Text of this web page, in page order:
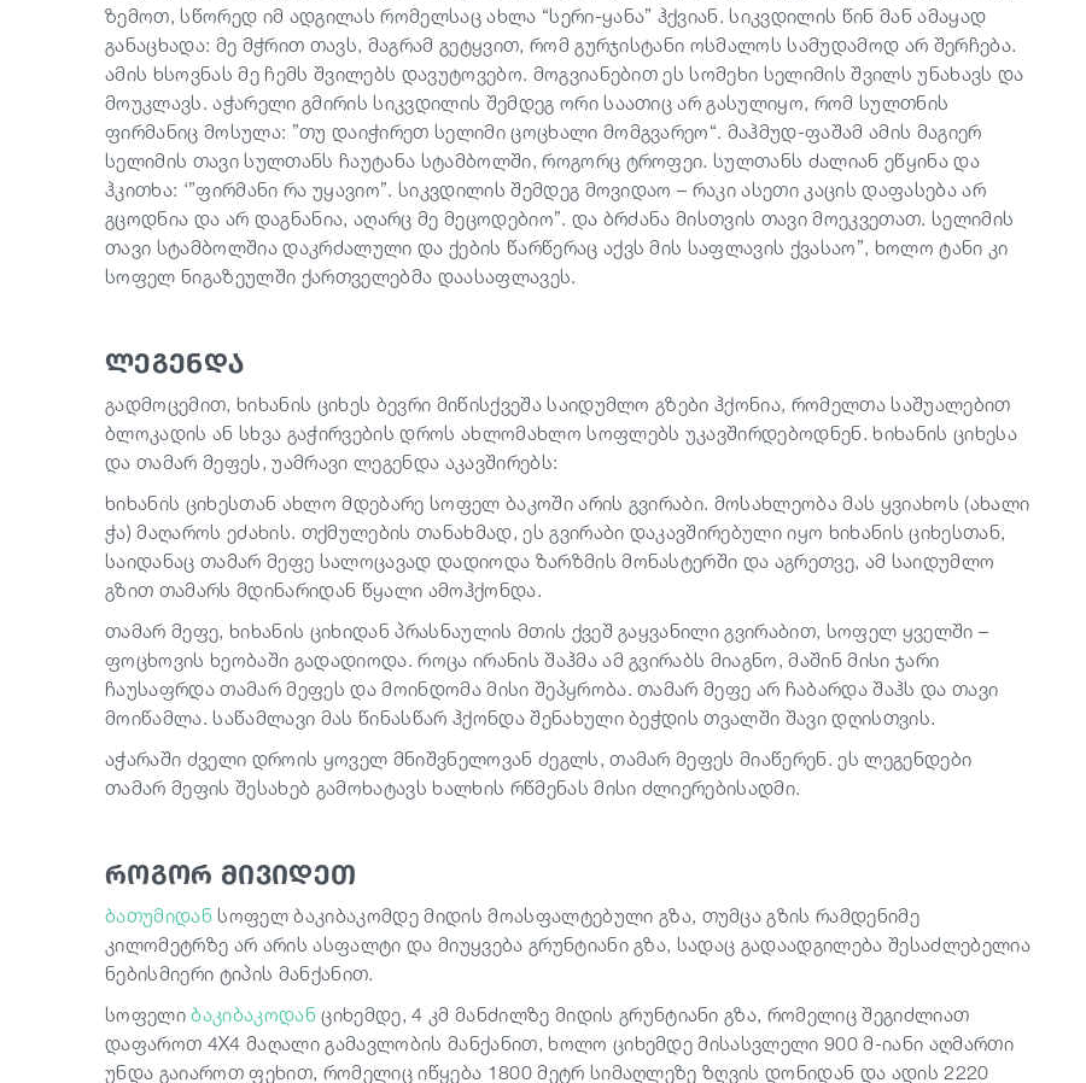
ზემოთ, სწორედ იმ ადგილას რომელსაც ახლა “სერი-ყანა” ჰქვიან. სიკვდილის წინ მან ამაყად
განაცხადა: მე მჭრით თავს, მაგრამ გეტყვით, რომ გურჯისტანი ოსმალოს სამუდამოდ არ შერჩება.
ამის ხსოვნას მე ჩემს შვილებს დავუტოვებო. მოგვიანებით ეს სომეხი სელიმის შვილს უნახავს და
მოუკლავს. აჭარელი გმირის სიკვდილის შემდეგ ორი საათიც არ გასულიყო, რომ სულთნის
ფირმანიც მოსულა: ”თუ დაიჭირეთ სელიმი ცოცხალი მომგვარეო“. მაჰმუდ-ფაშამ ამის მაგიერ
სელიმის თავი სულთანს ჩაუტანა სტამბოლში, როგორც ტროფეი. სულთანს ძალიან ეწყინა და
ჰკითხა: ‘”ფირმანი რა უყავიო”. სიკვდილის შემდეგ მოვიდაო – რაკი ასეთი კაცის დაფასება არ
გცოდნია და არ დაგნანია, აღარც მე მეცოდებიო”. და ბრძანა მისთვის თავი მოეკვეთათ. სელიმის
თავი სტამბოლშია დაკრძალული და ქების წარწერაც აქვს მის საფლავის ქვასაო”, ხოლო ტანი კი
სოფელ ნიგაზეულში ქართველებმა დაასაფლავეს.
ლეგენდა
გადმოცემით, ხიხანის ციხეს ბევრი მიწისქვეშა საიდუმლო გზები ჰქონია, რომელთა საშუალებით
ბლოკადის ან სხვა გაჭირვების დროს ახლომახლო სოფლებს უკავშირდებოდნენ. ხიხანის ციხესა
და თამარ მეფეს, უამრავი ლეგენდა აკავშირებს:
ხიხანის ციხესთან ახლო მდებარე სოფელ ბაკოში არის გვირაბი. მოსახლეობა მას ყვიახოს (ახალი
ჭა) მაღაროს ეძახის. თქმულების თანახმად, ეს გვირაბი დაკავშირებული იყო ხიხანის ციხესთან,
საიდანაც თამარ მეფე სალოცავად დადიოდა ზარზმის მონასტერში და აგრეთვე, ამ საიდუმლო
გზით თამარს მდინარიდან წყალი ამოჰქონდა.
თამარ მეფე, ხიხანის ციხიდან პრასნაულის მთის ქვეშ გაყვანილი გვირაბით, სოფელ ყველში –
ფოცხოვის ხეობაში გადადიოდა. როცა ირანის შაჰმა ამ გვირაბს მიაგნო, მაშინ მისი ჯარი
ჩაუსაფრდა თამარ მეფეს და მოინდომა მისი შეპყრობა. თამარ მეფე არ ჩაბარდა შაჰს და თავი
მოიწამლა. საწამლავი მას წინასწარ ჰქონდა შენახული ბეჭდის თვალში შავი დღისთვის.
აჭარაში ძველი დროის ყოველ მნიშვნელოვან ძეგლს, თამარ მეფეს მიაწერენ. ეს ლეგენდები
თამარ მეფის შესახებ გამოხატავს ხალხის რწმენას მისი ძლიერებისადმი.
როგორ მივიდეთ
ბათუმიდან სოფელ ბაკიბაკომდე მიდის მოასფალტებული გზა, თუმცა გზის რამდენიმე
კილომეტრზე არ არის ასფალტი და მიუყვება გრუნტიანი გზა, სადაც გადაადგილება შესაძლებელია
ნებისმიერი ტიპის მანქანით.
სოფელიბაკიბაკოდანციხემდე, 4 კმ მანძილზე მიდის გრუნტიანი გზა, რომელიც შეგიძლიათ
დაფაროთ 4X4 მაღალი გამავლობის მანქანით, ხოლო ციხემდე მისასვლელი 900 მ-იანი აღმართი
უნდა გაიაროთ ფეხით, რომელიც იწყება 1800 მეტრ სიმაღლეზე ზღვის დონიდან და ადის 2220